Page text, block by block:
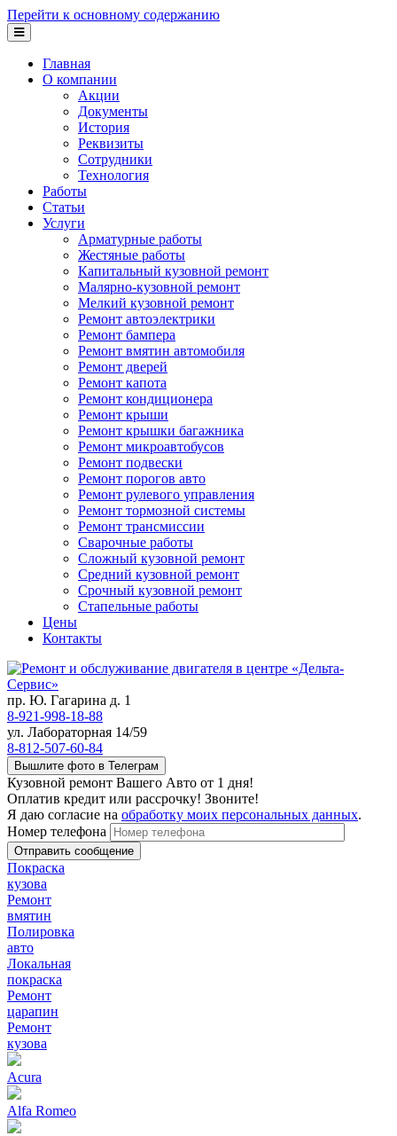
Перейти к основному содержанию
Главная
О компании
Акции
Документы
История
Реквизиты
Сотрудники
Технология
Работы
Статьи
Услуги
Арматурные работы
Жестяные работы
Капитальный кузовной ремонт
Малярно-кузовной ремонт
Мелкий кузовной ремонт
Ремонт автоэлектрики
Ремонт бампера
Ремонт вмятин автомобиля
Ремонт дверей
Ремонт капота
Ремонт кондиционера
Ремонт крыши
Ремонт крышки багажника
Ремонт микроавтобусов
Ремонт подвески
Ремонт порогов авто
Ремонт рулевого управления
Ремонт тормозной системы
Ремонт трансмиссии
Сварочные работы
Сложный кузовной ремонт
Средний кузовной ремонт
Срочный кузовной ремонт
Стапельные работы
Цены
Контакты
пр. Ю. Гагарина д. 1
8-921-998-18-88
ул. Лабораторная 14/59
8-812-507-60-84
Вышлите фото в Телеграм
Кузовной ремонт Вашего Авто от 1 дня!
Оплатив кредит или рассрочку! Звоните!
Я даю согласие на обработку моих персональных данных.
Номер телефона
Покраска
кузова
Ремонт
вмятин
Полировка
авто
Локальная
покраска
Ремонт
царапин
Ремонт
кузова
Acura
Alfa Romeo